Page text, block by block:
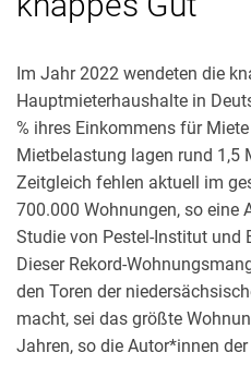
Im Jahr 2022 wendeten die
Hauptmieterhaushalte in
% ihres Einkommens für
Mietbelastung lagen rund 1,5
Zeitgleich fehlen aktuell im
700.000 Wohnungen, so
Studie von Pestel-Institut und
Dieser Rekord-
den Toren der
macht, sei das größte
Jahren, so die Autor*innen